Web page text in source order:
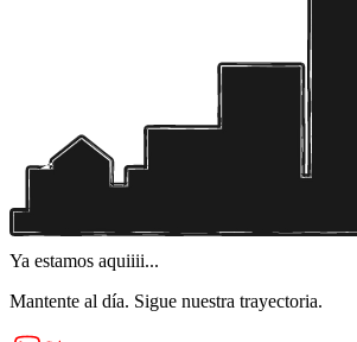
Ya estamos aquiiii...
Mantente al día. Sigue nuestra trayectoria.